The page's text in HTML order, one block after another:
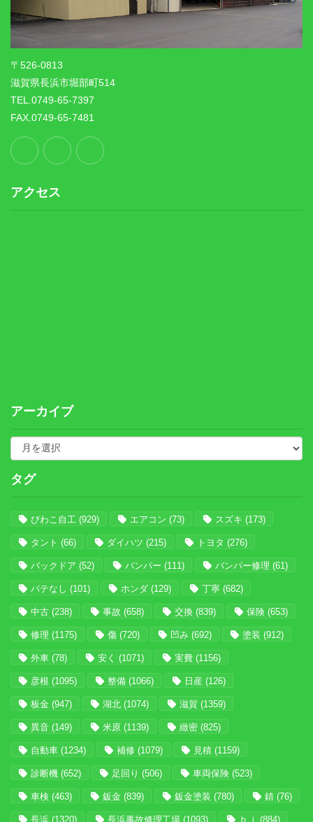
〒526-0813
滋賀県長浜市堀部町514
TEL.0749-65-7397
FAX.0749-65-7481
アクセス
アーカイブ
タグ
びわこ自工 (929) エアコン (73) スズキ (173)
タント (66) ダイハツ (215) トヨタ (276)
バックドア (52) バンパー (111) バンパー修理 (61)
パテなし (101) ホンダ (129) 丁寧 (682)
中古 (238) 事故 (658) 交換 (839) 保険 (653)
修理 (1175) 傷 (720) 凹み (692) 塗装 (912)
外車 (78) 安く (1071) 実費 (1156)
彦根 (1095) 整備 (1066) 日産 (126)
板金 (947) 湖北 (1074) 滋賀 (1359)
異音 (149) 米原 (1139) 緻密 (825)
自動車 (1234) 補修 (1079) 見積 (1159)
診断機 (652) 足回り (506) 車両保険 (523)
車検 (463) 鈑金 (839) 鈑金塗装 (780) 錆 (76)
長浜 (1320) 長浜事故修理工場 (1093) ｂｊ (884)